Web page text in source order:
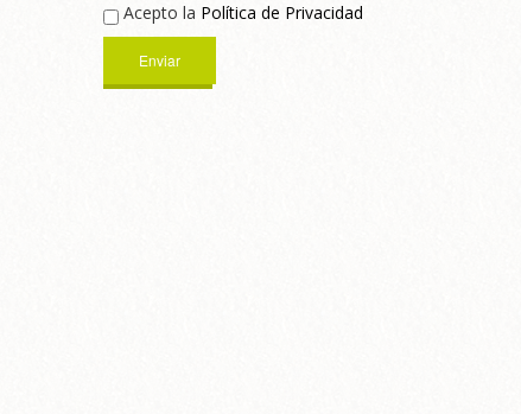
Acepto la Política de Privacidad